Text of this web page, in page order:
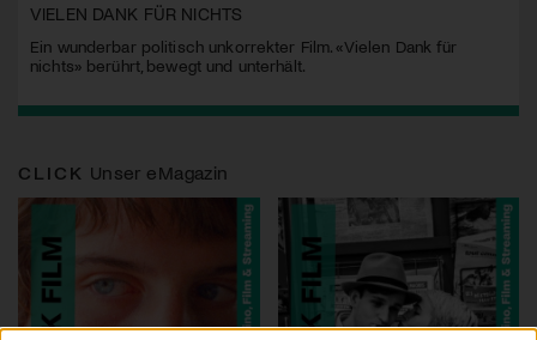
VIELEN DANK FÜR NICHTS
Ein wunderbar politisch unkorrekter Film. «Vielen Dank für
nichts» berührt, bewegt und unterhält.
CLICK Unser eMagazin